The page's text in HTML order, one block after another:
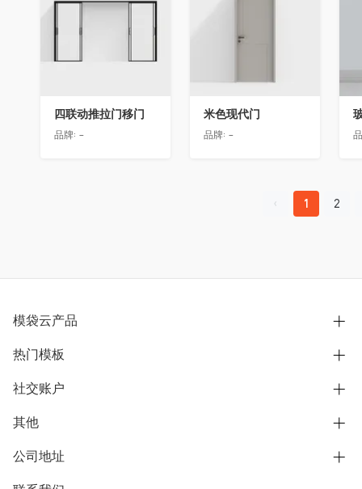
四联动推拉门移门
品牌: -
米色现代门
品牌: -
1 2
模袋云产品
别墅设计营销
模型协同展示分享
别墅社区
热门模板
欧式别墅
中式别墅
社交账户
B站
抖音
微信公众号
其他
用户服务协议
隐私政策
公司地址